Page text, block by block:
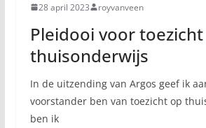
28 april 2023 royvanveen
Pleidooi voor
thuisonderwijs
In de uitzending van Argos geef ik
voorstander ben van toezicht op
ben ik